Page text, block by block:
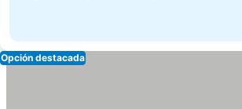
Opción destacada